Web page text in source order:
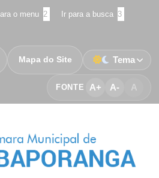
o menu 2 Ir para a busca 3
FONTE A+ A- A
Mapa do Site Tema